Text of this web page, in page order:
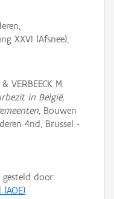
XXVI (Afsnee),
VERBEECK M.
in België,
, Bouwen
4nd, Brussel -
door: